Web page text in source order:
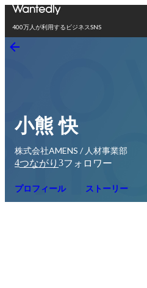
400万人が利用するビジネスSNS
小熊 快
株式会社AMENS / 人材事業部
4つながり 3フォロワー
プロフィール ストーリー